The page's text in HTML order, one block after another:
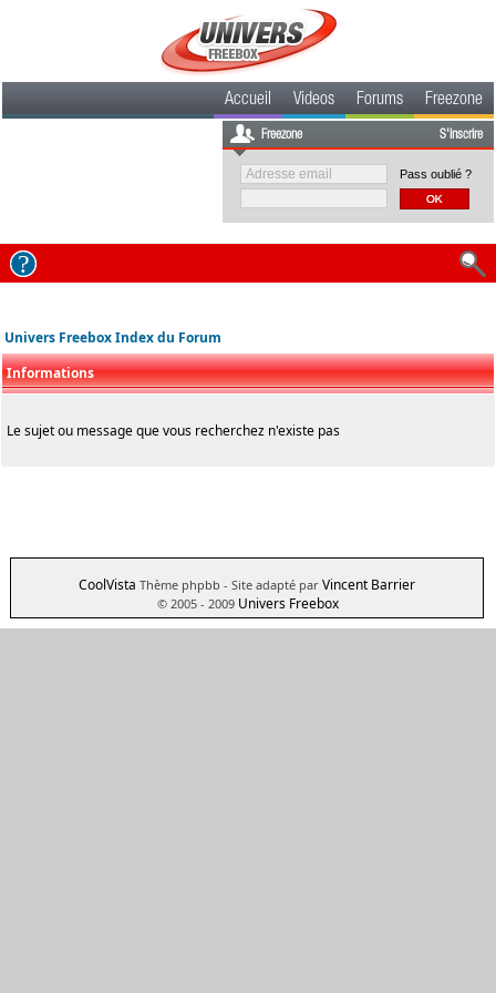
Accueil Videos Forums Freezone
Freezone S'inscrire
Pass oublié ?
Univers Freebox Index du Forum
Informations
Le sujet ou message que vous recherchez n'existe pas
CoolVista Thème phpbb - Site adapté par Vincent Barrier
© 2005 - 2009 Univers Freebox